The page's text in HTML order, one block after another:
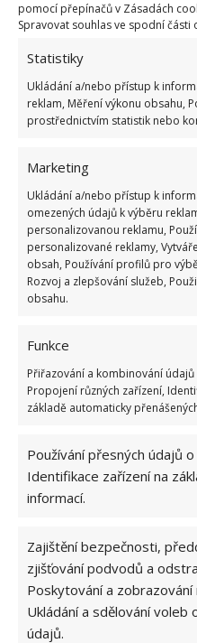
pomocí přepínačů v Zásadách
Spravovat souhlas ve spodní části
Statistiky
Ukládání a/nebo přístup k
reklam, Měření výkonu obsahu,
prostřednictvím statistik nebo
Marketing
Ukládání a/nebo přístup k
omezených údajů k výběru
personalizovanou reklamu,
personalizované reklamy,
obsah, Používání profilů pro
Rozvoj a zlepšování služeb,
obsahu.
Funkce
Přiřazování a kombinování
Propojení různých zařízení,
základě automaticky
Používání přesných údajů
Identifikace zařízení na
informací.
Zajištění bezpečnosti,
zjišťování podvodů a
Poskytování a zobrazování
Ukládání a sdělování voleb
údajů.
je také správné
není potřeba, pokud se
a trávník sekat jen v
intervalech a na
Zdroj:Porday Interia
Jiří